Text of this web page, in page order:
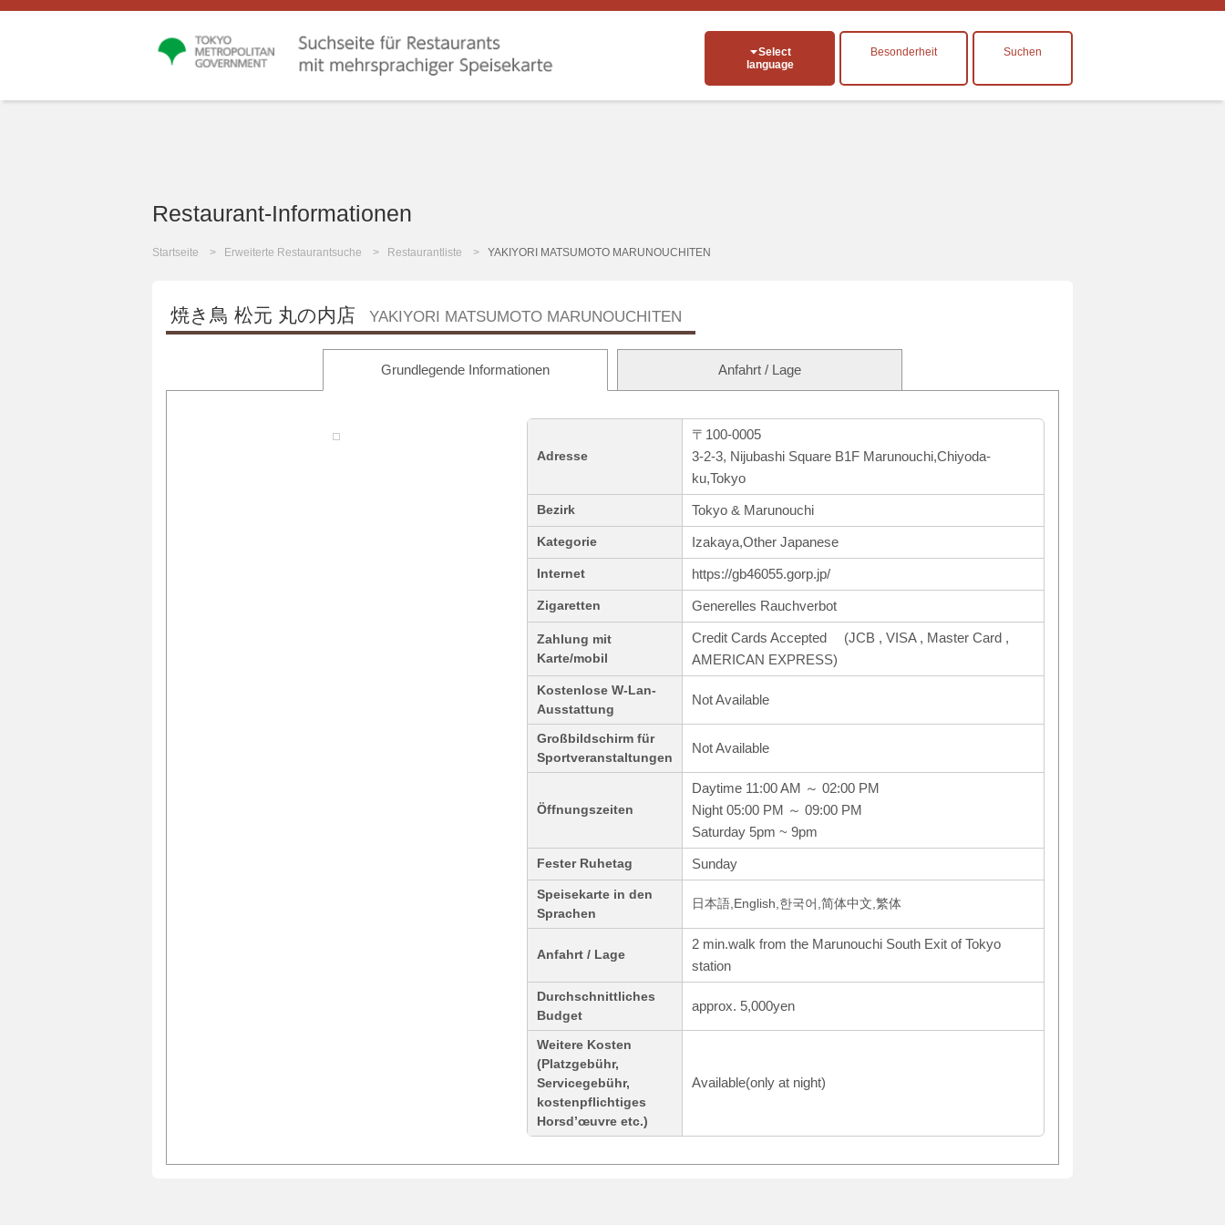
Select
language
Besonderheit Suchen
Restaurant-Informationen
Startseite Erweiterte Restaurantsuche Restaurantliste YAKIYORI MATSUMOTO MARUNOUCHITEN
焼き鳥 松元 丸の内店 YAKIYORI MATSUMOTO MARUNOUCHITEN
Grundlegende Informationen Anfahrt / Lage
Adresse
〒100-0005
3-2-3, Nijubashi Square B1F Marunouchi,Chiyoda-
ku,Tokyo
Bezirk Tokyo & Marunouchi
Kategorie Izakaya,Other Japanese
Internet https://gb46055.gorp.jp/
Zigaretten Generelles Rauchverbot
Zahlung mit
Karte/mobil
Credit Cards Accepted (JCB , VISA , Master Card ,
AMERICAN EXPRESS)
Kostenlose W-Lan-
Ausstattung
Not Available
Großbildschirm für
Sportveranstaltungen
Not Available
Öffnungszeiten
Daytime 11:00 AM ～ 02:00 PM
Night 05:00 PM ～ 09:00 PM
Saturday 5pm ~ 9pm
Fester Ruhetag Sunday
Speisekarte in den
Sprachen
日本語,English,한국어,简体中文,繁体
Anfahrt / Lage
2 min.walk from the Marunouchi South Exit of Tokyo
station
Durchschnittliches
Budget
approx. 5,000yen
Weitere Kosten
(Platzgebühr,
Servicegebühr,
kostenpflichtiges
Horsd’œuvre etc.)
Available(only at night)